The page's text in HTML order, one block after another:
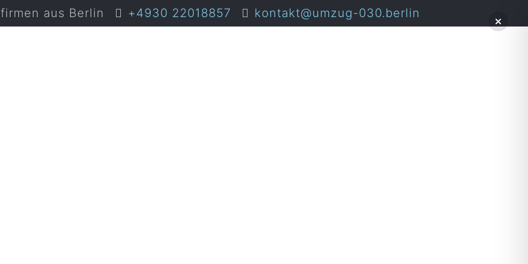
aus Berlin +4930 22018857 kontakt@umzug-030.berlin